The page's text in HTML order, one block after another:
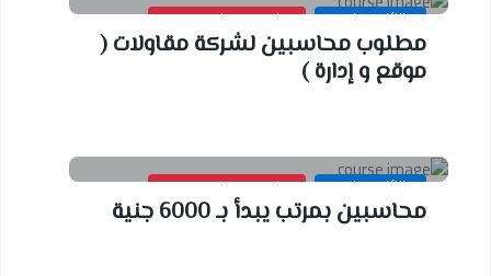
وظائف محاسبين محاسبين ومراجعين خبره
مطلوب محاسبين لشركة مقاولات (
موقع و إدارة )
وظائف محاسبين محاسبين ومراجعين خبره
محاسبين بمرتب يبدأ بـ 6000 جنية